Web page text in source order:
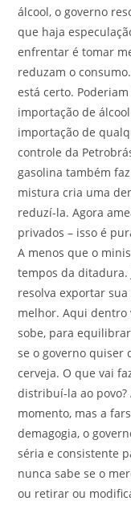
álcool, o governo
que haja
enfrentar é tomar
reduzam o
está certo.
importação de
importação de
controle da
gasolina também
mistura cria uma
reduzí-la. Agora
privados – isso é
A menos que o
tempos da ditadura.
resolva exportar
melhor. Aqui dentro
sobe, para
se o governo quiser
cerveja. O que vai
distribuí-la ao povo?
momento, mas a
demagogia, o
séria e consistente
nunca sabe se o
ou retirar ou